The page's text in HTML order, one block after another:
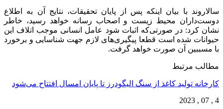
سالاروند با بیان اینکه پس از پایان تحقیقات، نتایج آن به اطلاع
دوست‌داران محیط زیست و اصحاب رسانه خواهد رسید، خاطر
نشان کرد: در صورتی‌که اثبات شود عامل انسانی موجب اتلاف این
حیوانات شده است قطعا پیگیری‌های لازم جهت شناسایی و برخورد
با مسببین آن صورت خواهد گرفت.
مطالب مرتبط
کارخانه تولید کاغذ از سنگ الیگودرز تا پایان امسال افتتاح می‌شود
4 , 07 , 2023